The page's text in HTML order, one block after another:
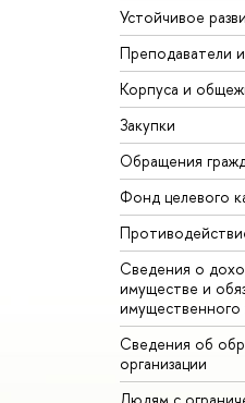
Устойчивое
Преподаватели
Корпуса и
Закупки
Обращения
Фонд целевого
Сведения о
имуществе и
имущественного
Сведения об
организации